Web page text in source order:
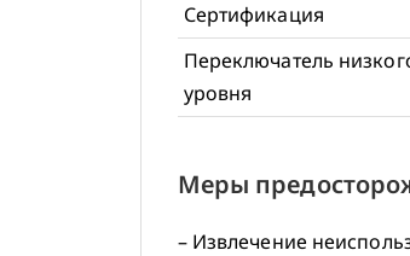
Сертификация
Переключатель
уровня
Меры
– Извлечение